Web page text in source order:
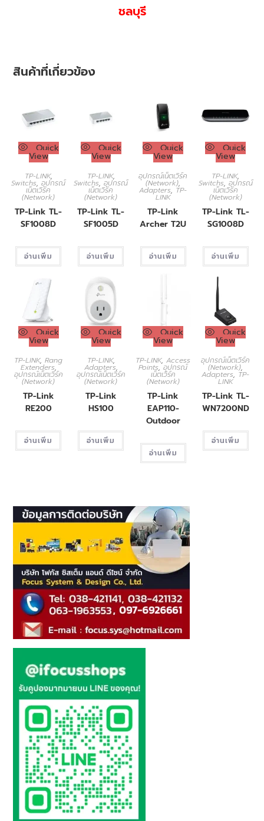
ชลบุรี
สินค้าที่เกี่ยวข้อง
Quick
View
TP-LINK,
Switchs,อุปกรณ์
เน็ตเวิร์ค
(Network)
TP-Link TL-
SF1008D
อ่านเพิ่ม
Quick
View
TP-LINK,
Switchs,อุปกรณ์
เน็ตเวิร์ค
(Network)
TP-Link TL-
SF1005D
อ่านเพิ่ม
Quick
View
อุปกรณ์เน็ตเวิร์ค
(Network),
Adapters, TP-
LINK
TP-Link
Archer T2U
อ่านเพิ่ม
Quick
View
TP-LINK,
Switchs, อุปกรณ์
เน็ตเวิร์ค
(Network)
TP-Link TL-
SG1008D
อ่านเพิ่ม
Quick
View
TP-LINK,Rang
Extenders,
อุปกรณ์เน็ตเวิร์ค
(Network)
TP-Link
RE200
อ่านเพิ่ม
Quick
View
TP-LINK,
Adapters,
อุปกรณ์เน็ตเวิร์ค
(Network)
TP-Link
HS100
อ่านเพิ่ม
Quick
View
TP-LINK,Access
Points,อุปกรณ์
เน็ตเวิร์ค
(Network)
TP-Link
EAP110-
Outdoor
อ่านเพิ่ม
Quick
View
อุปกรณ์เน็ตเวิร์ค
(Network),
Adapters, TP-
LINK
TP-Link TL-
WN7200ND
อ่านเพิ่ม